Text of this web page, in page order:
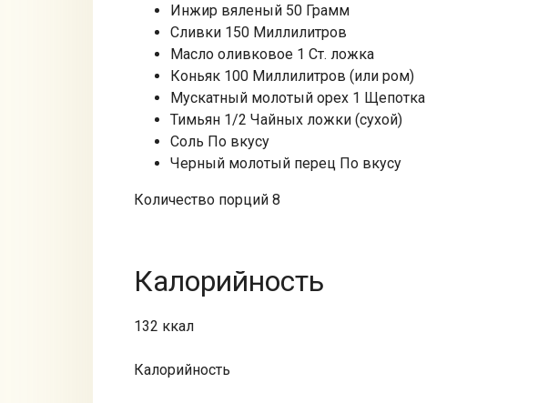
Инжир вяленый 50 Грамм
Сливки 150 Миллилитров
Масло оливковое 1 Ст. ложка
Коньяк 100 Миллилитров (или ром)
Мускатный молотый орех 1 Щепотка
Тимьян 1/2 Чайных ложки (сухой)
Соль По вкусу
Черный молотый перец По вкусу
Количество порций 8
Калорийность
132 ккал
Калорийность